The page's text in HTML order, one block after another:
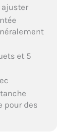
et 5
pour des